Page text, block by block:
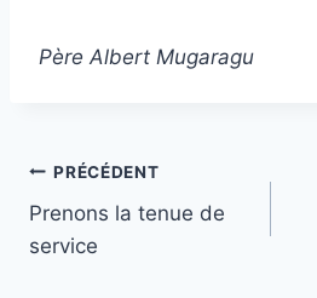
Père Albert Mugaragu
Navigation
de
PRÉCÉDENT
Prenons la tenue de
service